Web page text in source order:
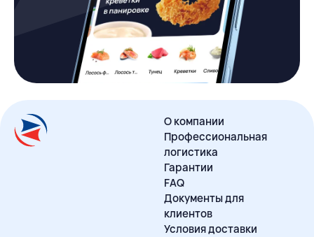
О компании
Профессиональная
логистика
Гарантии
FAQ
Документы для
клиентов
Условия доставки